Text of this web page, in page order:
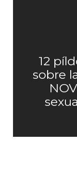
12
sobre